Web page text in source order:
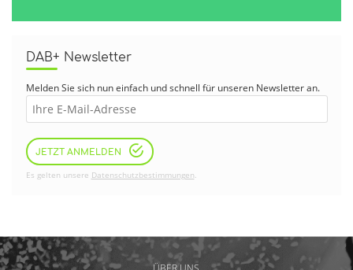
DAB+ Newsletter
Melden Sie sich nun einfach und schnell für unseren Newsletter an.
JETZT ANMELDEN
Es gelten unsere Datenschutzbestimmungen.